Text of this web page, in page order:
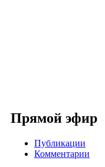
Прямой эфир
Публикации
Комментарии